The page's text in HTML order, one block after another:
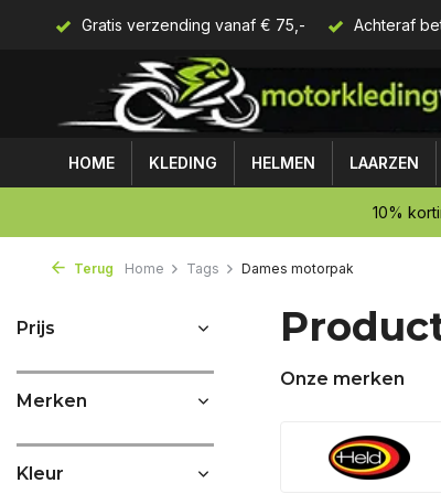
Gratis verzending vanaf € 75,- Achteraf
HOME KLEDING HELMEN LAARZEN
10%
Terug Home Tags Dames motorpak
Prijs
Merken
Kleur
Onze merken